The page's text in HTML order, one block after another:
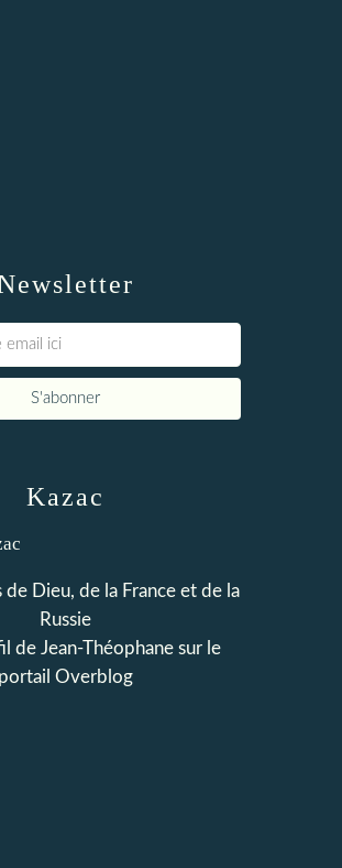
Kazac
de Dieu, de la France et de la
Russie
de Jean-Théophanesur le
portail Overblog